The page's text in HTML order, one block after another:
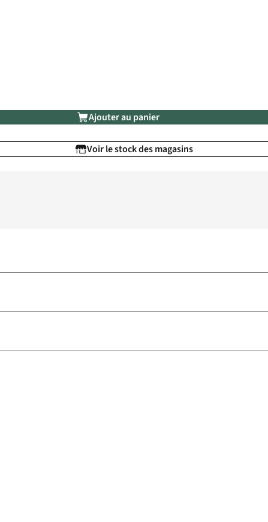
Ajouter au panier
Voir le stock des magasins